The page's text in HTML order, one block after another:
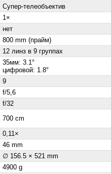
Супер-телеобъектив
1×
нет
800 mm (прайм)
12 линз в 9 группах
35мм: 3.1°
цифровой: 1.8°
9
f/5,6
f/32
700 cm
0,11×
46 mm
∅ 156.5 × 521 mm
4900 g